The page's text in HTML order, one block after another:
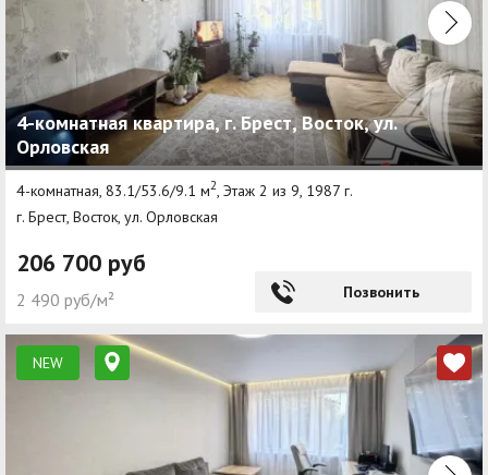
4-комнатная квартира, г. Брест, Восток, ул.
Орловская
4-комнатная, 83.1/53.6/9.1 м2, Этаж 2 из 9, 1987 г.
г. Брест, Восток, ул. Орловская
206 700 руб
2 490 руб/м² Позвонить
NEW